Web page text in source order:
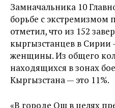
Замначальника 10
борьбе с
отметил, что из 152
кыргызстанцев в Сирии
женщины. Из общего
находящихся в зонах
Кыргызстана — это 11%.
«В городе Ош в целях